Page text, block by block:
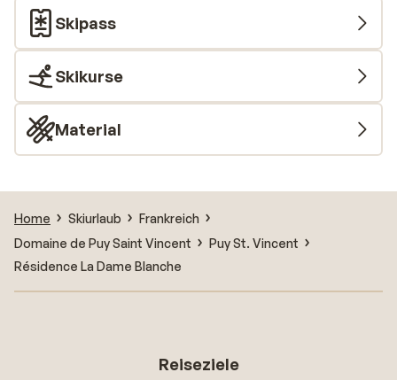
Skipass
Skikurse
Material
Home Skiurlaub
Frankreich
Domaine de Puy Saint Vincent
Puy St. Vincent
Résidence La Dame Blanche
Reiseziele